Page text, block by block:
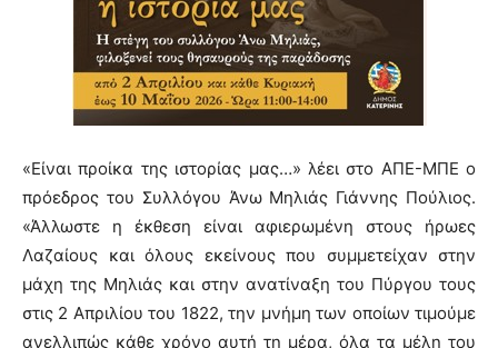
«Είναι προίκα της ιστορίας μας…» λέει στο ΑΠΕ-ΜΠΕ ο
πρόεδρος του Συλλόγου Άνω Μηλιάς Γιάννης Πούλιος.
«Άλλωστε η έκθεση είναι αφιερωμένη στους ήρωες
Λαζαίους και όλους εκείνους που συμμετείχαν στην
μάχη της Μηλιάς και στην ανατίναξη του Πύργου τους
στις 2 Απριλίου του 1822, την μνήμη των οποίων τιμούμε
ανελλιπώς κάθε χρόνο αυτή τη μέρα, όλα τα μέλη του